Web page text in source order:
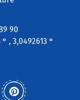
90
, 3,0492613 °